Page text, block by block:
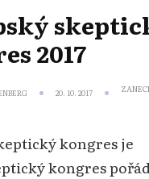
2017
20. 10. 2017
kongres je
kongres